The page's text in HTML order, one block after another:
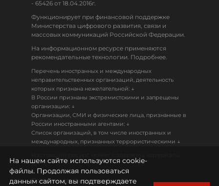
- 65426 от 18.04.2016г.
Функционирует при финансовой поддержке
Министерства цифрового развития, связи и
массовых коммуникаций Российской Федерации.
На информационном ресурсе применяются
рекомендательные технологии. Подробнее.
Перечень иностранных и международных
неправительственных организаций, деятельность
которых признана нежелательной: ↓
В России признаны экстремистскими и запрещены
организации: ↓
Организации, СМИ и физические лица, признанные в
России иностранными агентами: ↓
Список организаций, в том числе иностранных и
международных, признанных террористическими ↓
18+
Политика конфиденциальности
На нашем сайте используются cookie-
файлы. Продолжая пользоваться
данным сайтом, вы подтверждаете